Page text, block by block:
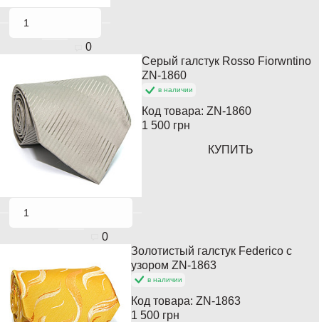
0
0
Серый галстук Rosso Fiorwntino
ZN-1860
в наличии
Код товара:ZN-1860
1 500 грн
КУПИТЬ
Золотистый галстук Federico с
узором ZN-1863
в наличии
Код товара:ZN-1863
1 500 грн